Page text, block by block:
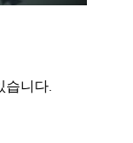
습니다.